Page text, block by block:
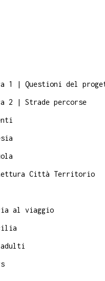
1 | Questioni del
2 | Strade percorse
Città Territorio
al viaggio